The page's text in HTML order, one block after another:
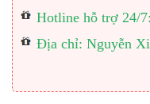
Hotline hỗ trợ 24/
Địa chỉ: Nguyễn